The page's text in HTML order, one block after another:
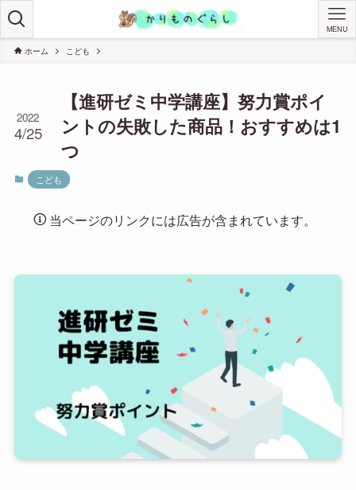
MENU
ホーム こども
【進研ゼミ中学講座】努力賞ポイ
ントの失敗した商品！おすすめは1
つ
2022
4/25
こども
当ページのリンクには広告が含まれています。